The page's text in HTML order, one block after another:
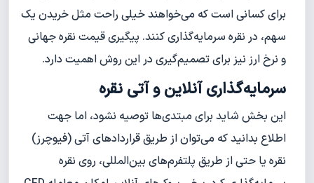
برای کسانی است که می‌خواهند خیلی راحت مثل خریدن یک
سهم، در نقره سرمایه‌گذاری کنند. پیگیری قیمت نقره جهانی
و نرخ ارز نیز برای تصمیم‌گیری در این روش اهمیت دارد.
سرمایه‌گذاری آنلاین و آتی نقره
این بخش شاید برای مبتدی‌ها توصیه نشود، اما جهت
اطلاع بدانید که می‌توان از طریق قراردادهای آتی (فیوچرز)
نقره یا حتی از طریق پلتفرم‌های بین‌المللی، روی نقره